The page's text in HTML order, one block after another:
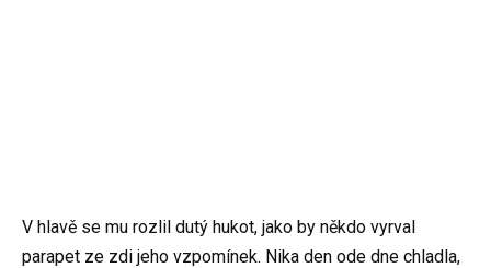
V hlavě se mu rozlil dutý hukot, jako by někdo vyrval
parapet ze zdi jeho vzpomínek. Nika den ode dne chladla,